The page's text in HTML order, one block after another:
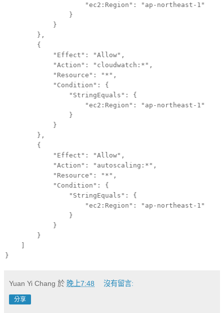
"ec2:Region": "ap-northeast-1"
}
}
},
{
"Effect": "Allow",
"Action": "cloudwatch:*",
"Resource": "*",
"Condition": {
"StringEquals": {
"ec2:Region": "ap-northeast-1"
}
}
},
{
"Effect": "Allow",
"Action": "autoscaling:*",
"Resource": "*",
"Condition": {
"StringEquals": {
"ec2:Region": "ap-northeast-1"
}
}
}
]
}
Yuan Yi Chang 於 晚上7:48 沒有留言:
分享